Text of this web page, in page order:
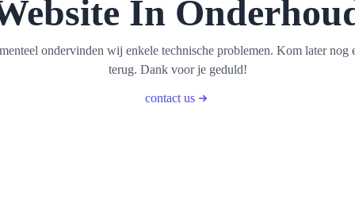
In
ondervinden wij enkele technische problemen. Kom later nog
terug. Dank voor je geduld!
contact us